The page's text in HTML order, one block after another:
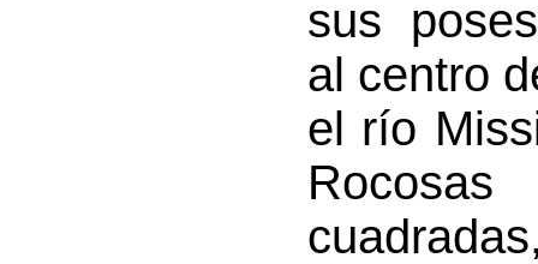
sus
al centro
el río